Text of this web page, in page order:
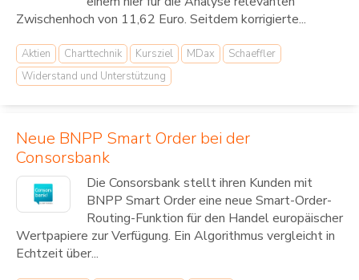
Zwischenhoch von 11,62 Euro. Seitdem korrigierte...
Aktien Charttechnik Kursziel MDax
Schaeffler
Widerstand und Unterstützung
Neue BNPP Smart Order bei der
Consorsbank
Die Consorsbank stellt ihren Kunden mit
BNPP Smart Order eine neue Smart-Order-
Routing-Funktion für den Handel europäischer
Wertpapiere zur Verfügung. Ein Algorithmus vergleicht in
Echtzeit über...